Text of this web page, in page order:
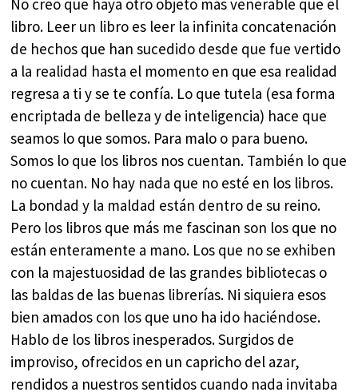
No creo que haya otro objeto más venerable que el
libro. Leer un libro es leer la infinita concatenación
de hechos que han sucedido desde que fue vertido
a la realidad hasta el momento en que esa realidad
regresa a ti y se te confía. Lo que tutela (esa forma
encriptada de belleza y de inteligencia) hace que
seamos lo que somos. Para malo o para bueno.
Somos lo que los libros nos cuentan. También lo que
no cuentan. No hay nada que no esté en los libros.
La bondad y la maldad están dentro de su reino.
Pero los libros que más me fascinan son los que no
están enteramente a mano. Los que no se exhiben
con la majestuosidad de las grandes bibliotecas o
las baldas de las buenas librerías. Ni siquiera esos
bien amados con los que uno ha ido haciéndose.
Hablo de los libros inesperados. Surgidos de
improviso, ofrecidos en un capricho del azar,
rendidos a nuestros sentidos cuando nada invitaba